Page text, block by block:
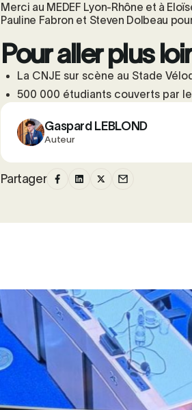
Merci au MEDEF Lyon-Rhône et à
Pauline Fabron et Steven Dolbeau
Pour aller plus
La CNJE sur scène au Stade
500 000 étudiants couverts par
Gaspard LEBLOND
Auteur
Partager